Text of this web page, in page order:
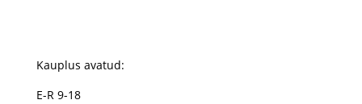
Kauplus avatud:
E-R 9-18